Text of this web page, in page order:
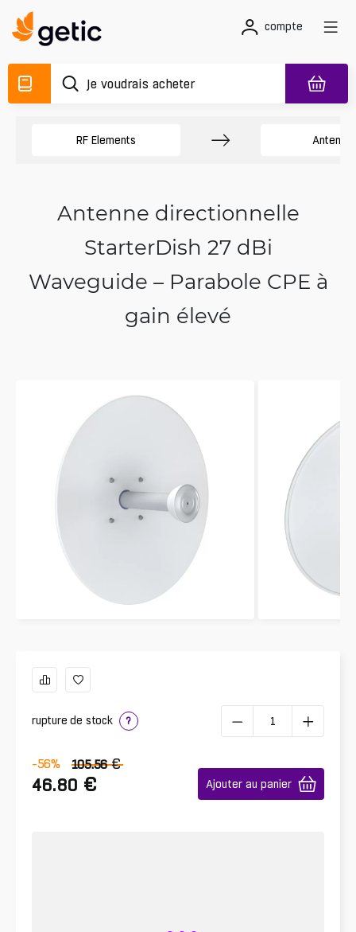
compte
RF Elements
Antenne directionnelle
StarterDish 27 dBi
Waveguide – Parabole CPE à
gain élevé
rupture de stock ?
-56% 105.56 €
46.80 € Ajouter au panier